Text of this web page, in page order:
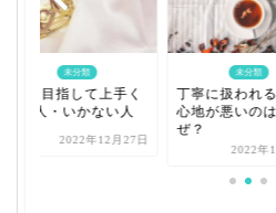
未分類
1番を目指して上手く
いく人・いかない人
2022年12月27日
未分類
丁寧に扱われ
心地が悪いの
ぜ？
2022年